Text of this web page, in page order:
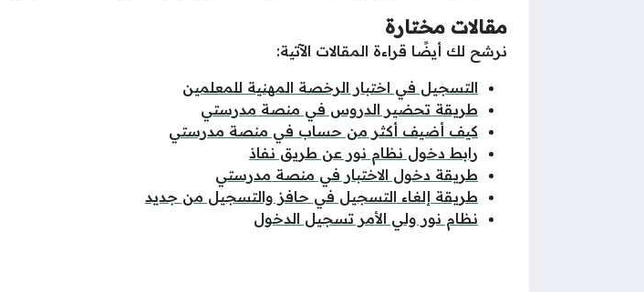
مقالات مختارة
نرشح لك أيضًا قراءة المقالات الآتية:
التسجيل في اختبار الرخصة المهنية للمعلمين
طريقة تحضير الدروس في منصة مدرستي
كيف أضيف أكثر من حساب في منصة مدرستي
رابط دخول نظام نور عن طريق نفاذ
طريقة دخول الاختبار في منصة مدرستي
طريقة إلغاء التسجيل في حافز والتسجيل من جديد
نظام نور ولي الأمر تسجيل الدخول